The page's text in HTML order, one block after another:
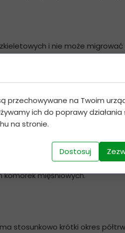
i nie może
domięśniowo i
kilka minut. MGF
jest problemem. Ze względu
gdy jest stosowany
do cząsteczki
funkcję biologiczną. W tym
na białko.MGF jest
się i dojrzewanie. Jest to
Syntetyczny MGF
udowodniły, że PEG-MGF
komórek mięśniowych.
stosunkowo krótki okres
przechowywane na Twoim
ich do poprawy działania
na stronie.
Dostosuj